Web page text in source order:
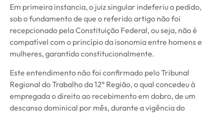
Em primeira instancia, o juiz singular indeferiu o pedido,
sob o fundamento de que o referido artigo não foi
recepcionado pela Constituição Federal, ou seja, não é
compatível com o princípio da isonomia entre homens e
mulheres, garantido constitucionalmente.
Este entendimento não foi confirmado pelo Tribunal
Regional do Trabalho da 12ª Região, o qual concedeu à
empregada o direito ao recebimento em dobro, de um
descanso dominical por mês, durante a vigência do